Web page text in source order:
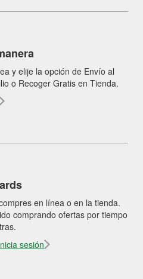
y elije la opción de Envío al
o Recoger Gratis en Tienda.
en línea o en la tienda.
comprando ofertas por tiempo
sesión